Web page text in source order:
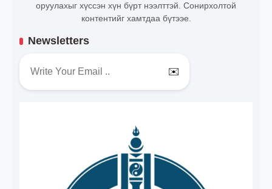
оруулахыг хүссэн хүн бүрт нээлттэй. Сонирхолтой
контентийг хамтдаа бүтээе.
Newsletters
✉️